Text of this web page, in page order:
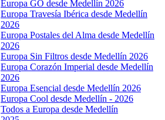
Europa GO desde Medellín 2026
Europa Travesía Ibérica desde Medellín
2026
Europa Postales del Alma desde Medellín
2026
Europa Sin Filtros desde Medellín 2026
Europa Corazón Imperial desde Medellín
2026
Europa Esencial desde Medellín 2026
Europa Cool desde Medellín - 2026
Todos a Europa desde Medellín